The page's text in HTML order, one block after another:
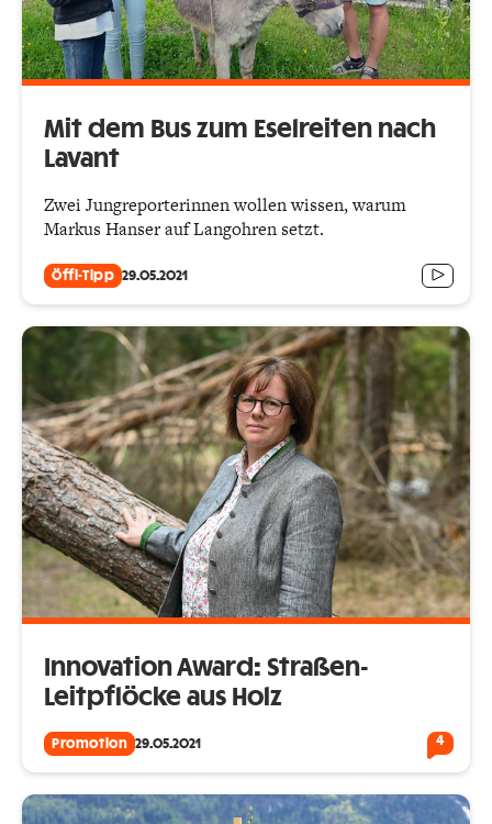
Mit dem Bus zum Eselreiten nach
Lavant
Zwei Jungreporterinnen wollen wissen, warum
Markus Hanser auf Langohren setzt.
Öffi-Tipp 29.05.2021
Innovation Award: Straßen-
Leitpflöcke aus Holz
Promotion 29.05.2021 4